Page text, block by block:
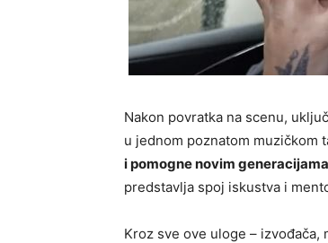
Nakon povratka na scenu,
u jednom poznatom muzičkom
i pomogne novim
predstavlja spoj iskustva i
Kroz sve ove uloge –